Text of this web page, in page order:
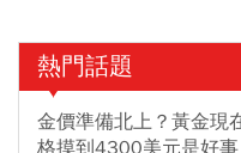
熱門話題
金價準備北上？黃金現